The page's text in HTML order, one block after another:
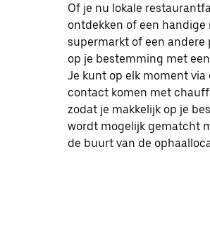
Of je nu lokale
ontdekken of een handige
supermarkt of een andere
op je bestemming met een
Je kunt op elk moment via
contact komen met
zodat je makkelijk op je
wordt mogelijk gematcht
de buurt van de